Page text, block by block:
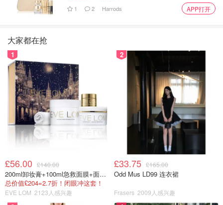
1 2 Harrods APP打开
大家都在抢
1
£56.00 £140.00
200ml卸妆膏+100ml急救面膜+面霜+洁颜布
总价值£204=2.7折！闭眼冲这套！
EVE LOM 2123人感兴趣
2
£33.75 £165.00
Odd Mus LD99 连衣裙
Frasers 2009人感兴趣